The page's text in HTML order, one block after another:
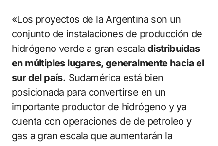
«Los proyectos de la Argentina son un
conjunto de instalaciones de producción de
hidrógeno verde a gran escala distribuidas
en múltiples lugares, generalmente hacia el
sur del país. Sudamérica está bien
posicionada para convertirse en un
importante productor de hidrógeno y ya
cuenta con operaciones de de petroleo y
gas a gran escala que aumentarán la